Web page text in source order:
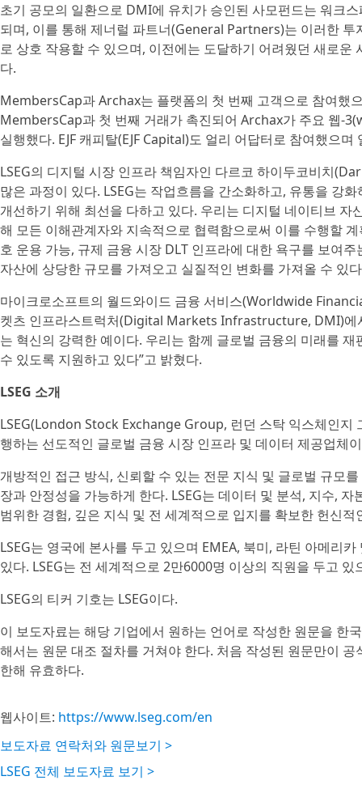
초기 공모의 일환으로 DMI에 유치가 승인된 사모펀드는 워크
되며, 이를 통해 제너럴 파트너(General Partners)는 이러한
로 상호 작용할 수 있으며, 이전에는 도달하기 어려웠던 새로
다.
MembersCap과 Archax는 플랫폼의 첫 번째 고객으로 참여했
MembersCap과 첫 번째 거래가 촉진되어 Archax가 주요 웹-
실행했다. EJF 캐피탈(EJF Capital)도 얼리 어답터로 참여했으
LSEG의 디지털 시장 인프라 책임자인 다르코 하이두코비치
많은 과정이 있다. LSEG는 작업흐름을 간소화하고, 유통을 강
개선하기 위해 최선을 다하고 있다. 우리는 디지털 네이티브
해 모든 이해관계자와 지속적으로 협력함으로써 이를 수행할
호 운용 가능, 규제 금융 시장 DLT 인프라에 대한 욕구를 보여
자산에 상당한 규모를 가져오고 실질적인 변화를 가져올 수 있
마이크로소프트의 월드와이드 금융 서비스(Worldwide
켓츠 인프라스트럭처(Digital Markets Infrastructure, DMI)에
는 혁신의 강력한 예이다. 우리는 함께 글로벌 금융의 미래를
수 있도록 지원하고 있다”고 밝혔다.
LSEG 소개
LSEG(London Stock Exchange Group, 런던 스탁 익스체인지
행하는 선도적인 글로벌 금융 시장 인프라 및 데이터 제공업체
개방적인 접근 방식, 신뢰할 수 있는 전문 지식 및 글로벌 규모
장과 안정성을 가능하게 한다. LSEG는 데이터 및 분석, 지수,
범위한 경험, 깊은 지식 및 전 세계적으로 입지를 확보한 헌신적
LSEG는 영국에 본사를 두고 있으며 EMEA, 북미, 라틴 아메리
있다. LSEG는 전 세계적으로 2만6000명 이상의 직원을 두고
LSEG의 티커 기호는 LSEG이다.
이 보도자료는 해당 기업에서 원하는 언어로 작성한 원문을 한
해서는 원문 대조 절차를 거쳐야 한다. 처음 작성된 원문만이
한해 유효하다.
웹사이트: https://www.lseg.com/en
보도자료 연락처와 원문보기 >
LSEG 전체 보도자료 보기 >